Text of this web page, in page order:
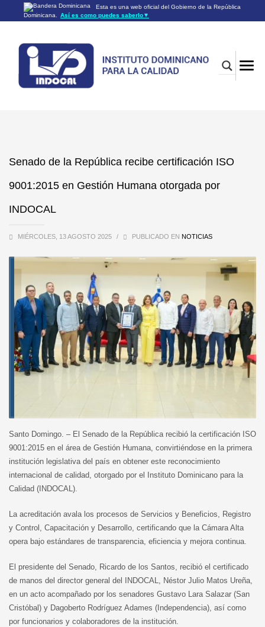
Esta es una web oficial del Gobierno de la República
Dominicana.
Así es como puedes saberlo▼
Los sitios web oficiales utilizan .gob.do o .gov.do
Los sitios web oficiales .gob.do o .gov.do seguros utilizan
HTTPS
Un candado (🔒) o
https://
significa que estás conectado a un
sitio seguro dentro de .gob.do o .gov.do. Comparte información
confidencial sólo en los sitios seguros de .gob.do o .gov.do.
Senado de la República recibe certificación ISO
9001:2015 en Gestión Humana otorgada por
INDOCAL
MIÉRCOLES, 13 AGOSTO 2025 / PUBLICADO EN NOTICIAS
Santo Domingo. – El Senado de la República recibió la certificación ISO
9001:2015 en el área de Gestión Humana, convirtiéndose en la primera
institución legislativa del país en obtener este reconocimiento
internacional de calidad, otorgado por el Instituto Dominicano para la
Calidad (INDOCAL).
La acreditación avala los procesos de Servicios y Beneficios, Registro
y Control, Capacitación y Desarrollo, certificando que la Cámara Alta
opera bajo estándares de transparencia, eficiencia y mejora continua.
El presidente del Senado, Ricardo de los Santos, recibió el certificado
de manos del director general del INDOCAL, Néstor Julio Matos Ureña,
en un acto acompañado por los senadores Gustavo Lara Salazar (San
Cristóbal) y Dagoberto Rodríguez Adames (Independencia), así como
por funcionarios y colaboradores de la institución.